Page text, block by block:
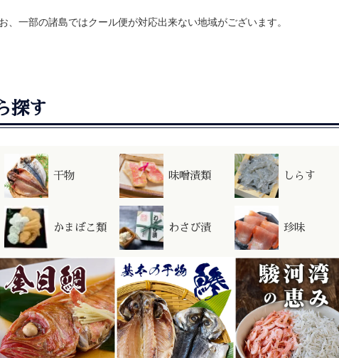
、一部の諸島ではクール便が対応出来ない地域がございます。
探す
干物 味噌漬類 しらす
かまぼこ類 わさび漬 珍味